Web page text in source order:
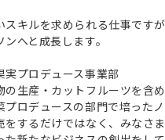
スキルを求められる仕事です
ンへと成長します。
プロデュース事業部
の生産・カットフルーツを含
プロデュースの部門で培った
をするだけではなく、みなさ